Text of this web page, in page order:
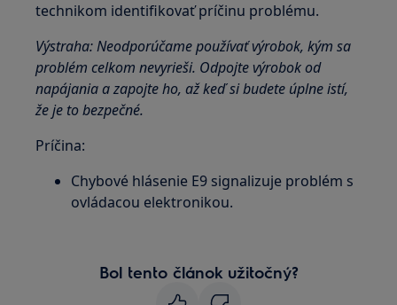
technikom identifikovať príčinu problému.
Výstraha: Neodporúčame používať výrobok, kým sa
problém celkom nevyrieši. Odpojte výrobok od
napájania a zapojte ho, až keď si budete úplne istí,
že je to bezpečné.
Príčina:
Chybové hlásenie E9 signalizuje problém s
ovládacou elektronikou.
Bol tento článok užitočný?